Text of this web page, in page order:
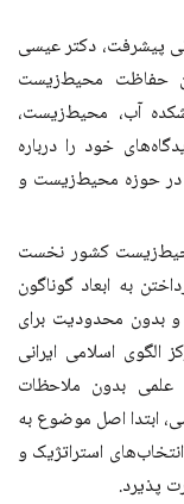
پیشرفت، دکتر عیسی
حفاظت محیط‌زیست
آب، محیط‌زیست،
خود را درباره
در حوزه محیط‌زیست و
کشور نخست
به ابعاد گوناگون
بدون محدودیت برای
اسلامی ایرانی
علمی بدون ملاحظات
ابتدا اصل موضوع به
استراتژیک و
پذیرد.